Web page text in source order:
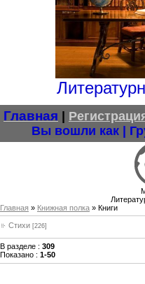
Главная
Вы вошли как
Главная » Книжная полка » Книги
Стихи [226]
В разделе : 309
Показано : 1-50